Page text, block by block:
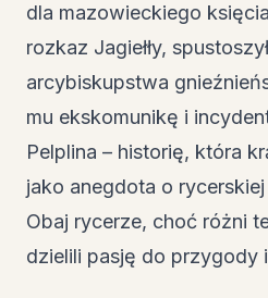
dla mazowieckiego
rozkaz Jagiełły,
arcybiskupstwa
mu ekskomunikę i
Pelplina – historię, która
jako anegdota o
Obaj rycerze, choć różni
dzielili pasję do przygody i